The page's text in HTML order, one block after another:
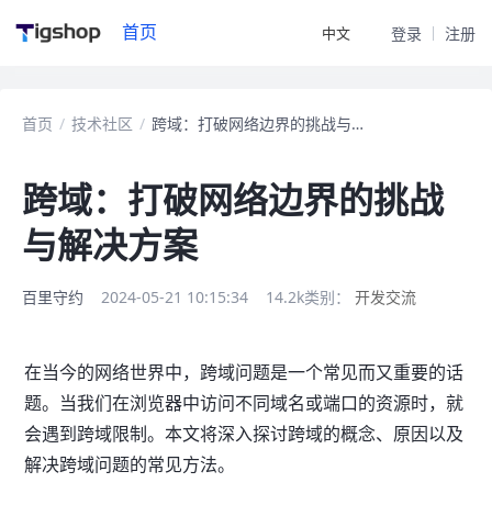
首页 中文 登录 注册
首页 / 技术社区 / 跨域：打破网络边界的挑战与解决方案
跨域：打破网络边界的挑战
与解决方案
百里守约 2024-05-21 10:15:34 14.2k类别：开发交流
在当今的网络世界中，跨域问题是一个常见而又重要的话
题。当我们在浏览器中访问不同域名或端口的资源时，就
会遇到跨域限制。本文将深入探讨跨域的概念、原因以及
解决跨域问题的常见方法。